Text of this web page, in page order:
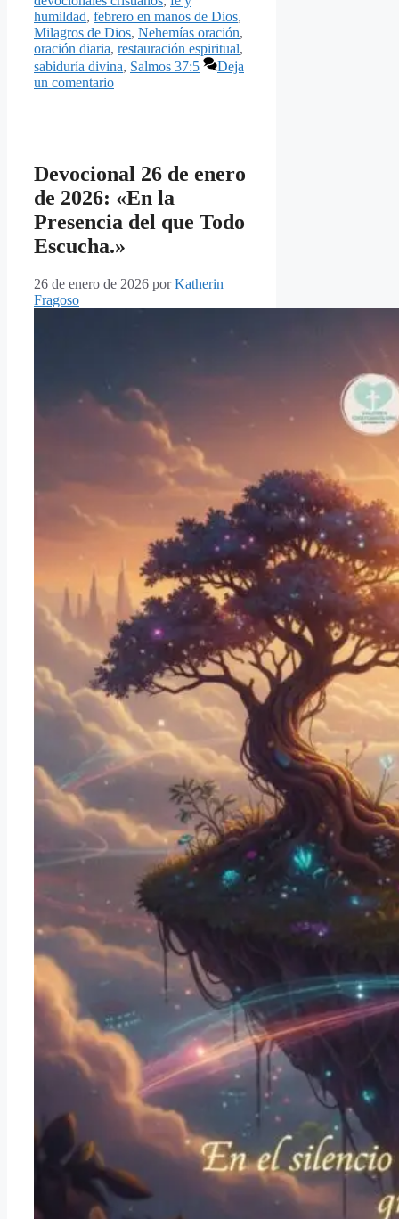
humildad, febrero en manos de Dios,
Milagros de Dios, Nehemías oración,
oración diaria, restauración espiritual,
sabiduría divina, Salmos 37:5
Deja
un comentario
Devocional 26 de enero
de 2026: «En la
Presencia del que Todo
Escucha.»
26 de enero de 2026 porKatherin
Fragoso